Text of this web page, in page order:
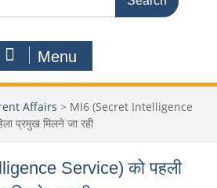
Menu
Affairs > MI6 (Secret Intelligence
प्रमुख मिलने जा रही
Service) को पहली